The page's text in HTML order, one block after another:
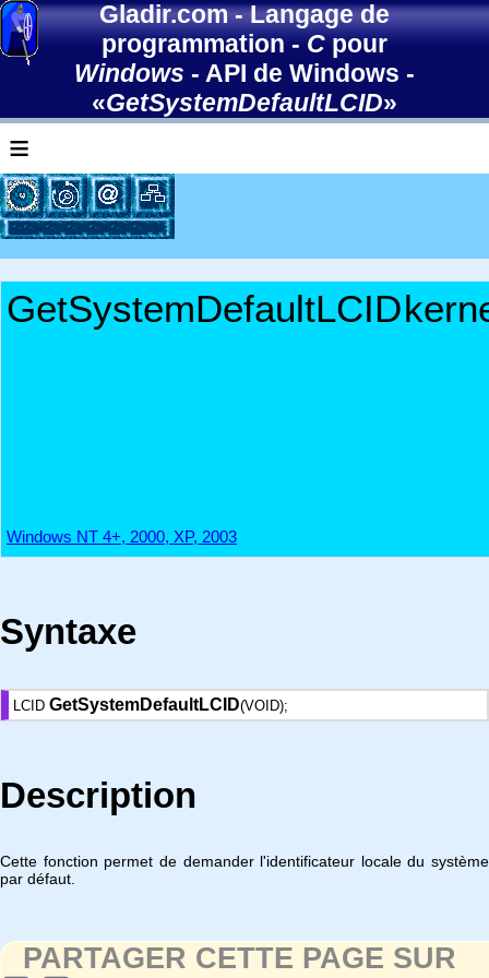
Gladir.com-Langage de
programmation-Cpour
Windows - API de Windows -
«GetSystemDefaultLCID»
≡
GetSystemDefaultLCID
Windows NT 4+, 2000, XP, 2003
Syntaxe
LCID GetSystemDefaultLCID(VOID);
Description
Cette fonction permet de demander l'identificateur locale du système
par défaut.
PARTAGER CETTE PAGE SUR